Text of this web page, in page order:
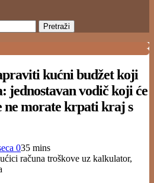
kućni budžet koji
jednostavan vodič koji će
ne morate krpati kraj s
035 mins